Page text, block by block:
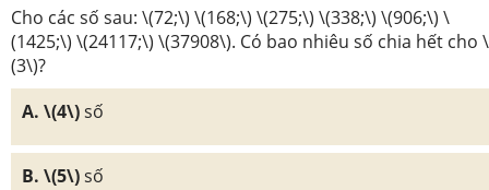
Cho các số sau: \(72;\) \(168;\) \(275;\) \(338;\) \(906;\) \
(1425;\) \(24117;\) \(37908\). Có bao nhiêu số chia hết cho \
(3\)?
A. \(4\)số
B. \(5\)số